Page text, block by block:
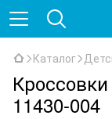
Каталог
11430-004